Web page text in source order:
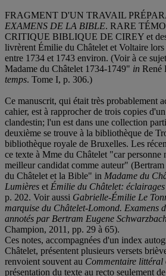
FRAGMENT D'UN TRAVAIL
EXAMENS DE LA BIBLE. RARE
CRITIQUE BIBLIQUE DE CIREY et des
livrèrent Émilie du Châtelet et Voltaire
entre 1734 et 1743 environ. (Voir à ce
Madame du Châtelet 1734-1749" in René
temps. Tome I, p. 306.)
Ce manuscrit, qui était très probablement
cahier, est à rapprocher de trois copies
clandestin; l'un est dans une collection
deuxième se trouve à la bibliothèque de
bibliothèque royale de Bruxelles. Les
ce texte à Mme du Châtelet "car personne
meilleur candidat comme auteur"
du Châtelet et la Bible" in Madame du
Lumières etÉmilie du Châtelet:
p. 202. Voir aussi Gabrielle-Émilie Le
marquise du Châtelet-Lomond. Examens
annotés par Bertram Eugene Schwarzbach
Champion, 2011, pp. 29 à 65).
Ces notes, accompagnées d'un index
Châtelet, présentent plusieurs versets
renvoient souvent au Commentaire littéral
présentation du texte au recto seulement